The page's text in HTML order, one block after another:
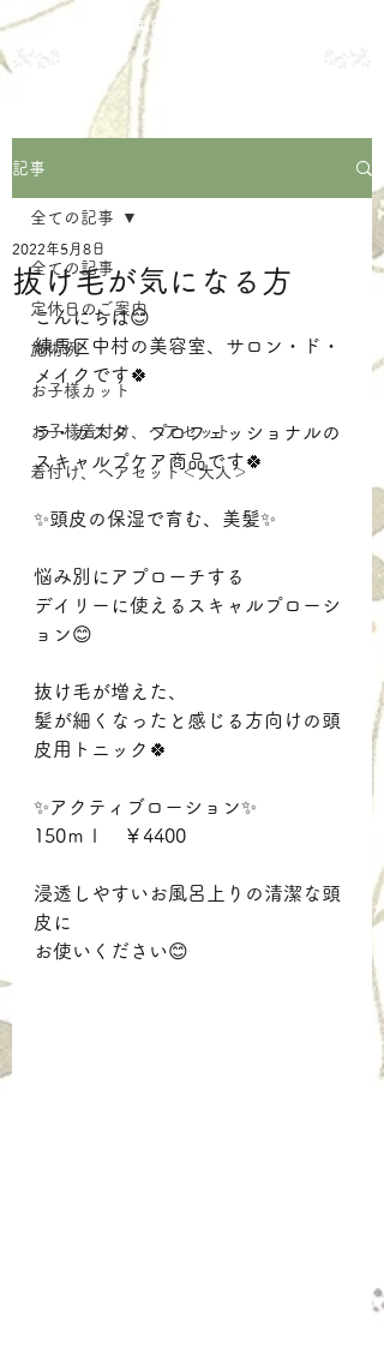
サロン・ド・メイク
練馬区中村の美容室
記事
全ての記事
定休日のご案内
施術例
お子様カット
お子様着付け、ヘアセット
着付け、ヘアセット＜大人＞
全ての記事
抜け毛が気になる方
2022年5月8日
こんにちは😊
練馬区中村の美容室、サロン・ド・
メイクです🍀
ラ・カスタ　プロフェッショナルの
スキャルプケア商品です🍀
✨頭皮の保湿で育む、美髪✨
悩み別にアプローチする
デイリーに使えるスキャルプローシ
ョン😊
抜け毛が増えた、
髪が細くなったと感じる方向けの頭
皮用トニック🍀
✨アクティブローション✨
150ｍｌ　￥4400
浸透しやすいお風呂上りの清潔な頭
皮に
お使いください😊